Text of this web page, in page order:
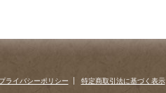
ライバシーポリシー 特定商取引法に基づく表示